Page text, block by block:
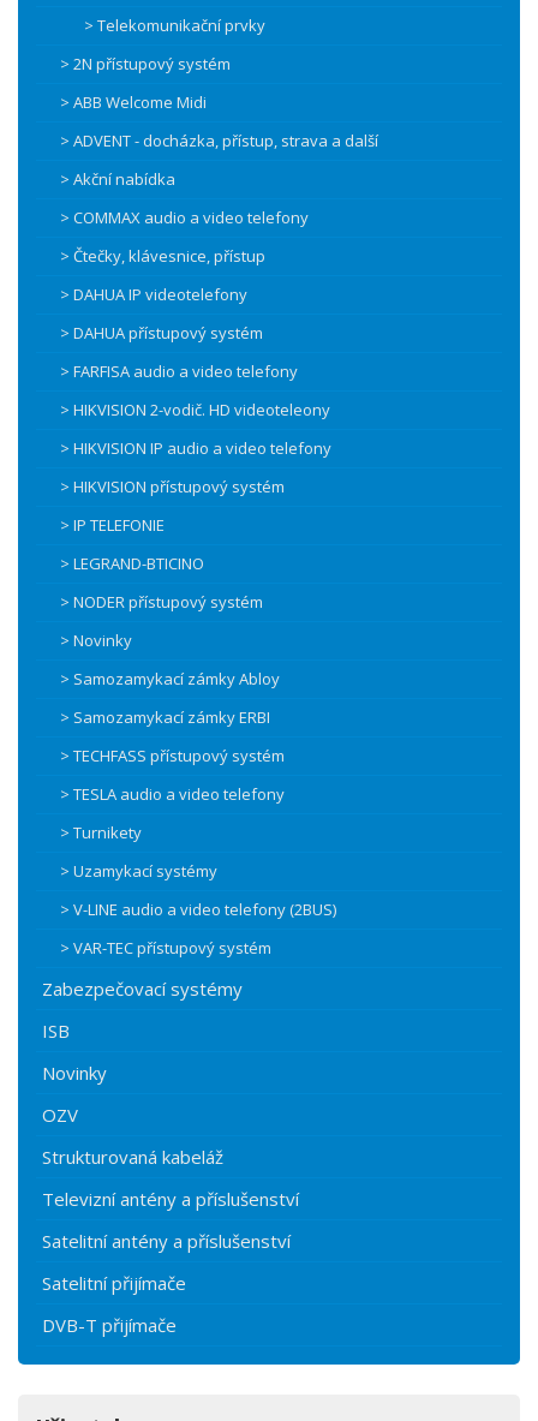
> Telekomunikační prvky
> 2N přístupový systém
> ABB Welcome Midi
> ADVENT - docházka, přístup, strava a další
> Akční nabídka
> COMMAX audio a video telefony
> Čtečky, klávesnice, přístup
> DAHUA IP videotelefony
> DAHUA přístupový systém
> FARFISA audio a video telefony
> HIKVISION 2-vodič. HD videoteleony
> HIKVISION IP audio a video telefony
> HIKVISION přístupový systém
> IP TELEFONIE
> LEGRAND-BTICINO
> NODER přístupový systém
> Novinky
> Samozamykací zámky Abloy
> Samozamykací zámky ERBI
> TECHFASS přístupový systém
> TESLA audio a video telefony
> Turnikety
> Uzamykací systémy
> V-LINE audio a video telefony (2BUS)
> VAR-TEC přístupový systém
Zabezpečovací systémy
ISB
Novinky
OZV
Strukturovaná kabeláž
Televizní antény a příslušenství
Satelitní antény a příslušenství
Satelitní přijímače
DVB-T přijímače